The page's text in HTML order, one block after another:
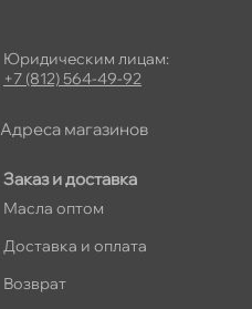
Заказ и доставка
Масла оптом
Доставка и оплата
озврат
Юридическим лицам:
+7 (812) 564-49-92
Адреса магазино